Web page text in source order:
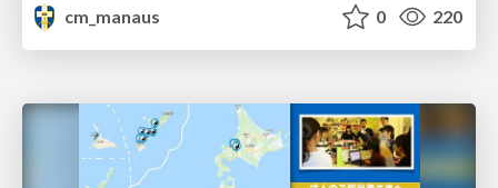
cm_manaus
0 220